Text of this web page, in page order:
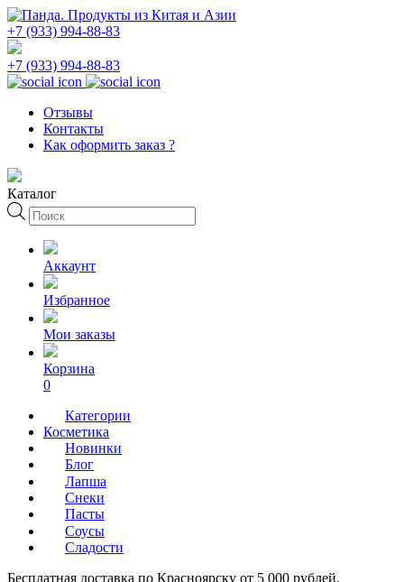
+7 (933) 994-88-83
+7 (933) 994-88-83
Отзывы
Контакты
Как оформить заказ ?
Каталог
Поиск
товаров
Аккаунт
Избранное
Мои заказы
Корзина
0
Категории
Косметика
Новинки
Блог
Лапша
Снеки
Пасты
Соусы
Сладости
Бесплатная доставка по Красноярску от 5 000 рублей.